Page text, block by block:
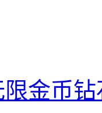
金币